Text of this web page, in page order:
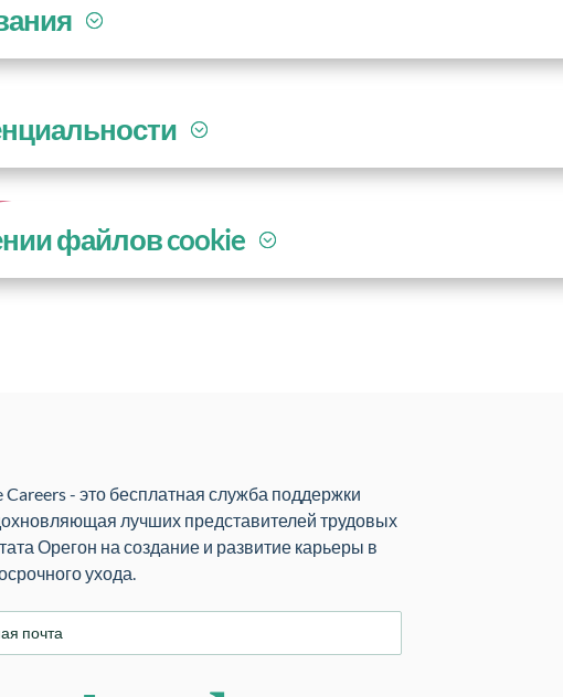
файлов cookie
Careers - это бесплатная служба поддержки
лучших представителей трудовых
Орегон на создание и развитие карьеры в
ухода.